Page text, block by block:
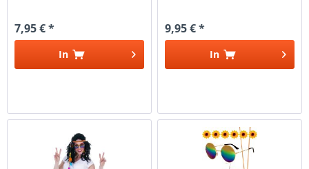
7,95 € *
In
9,95 € *
In